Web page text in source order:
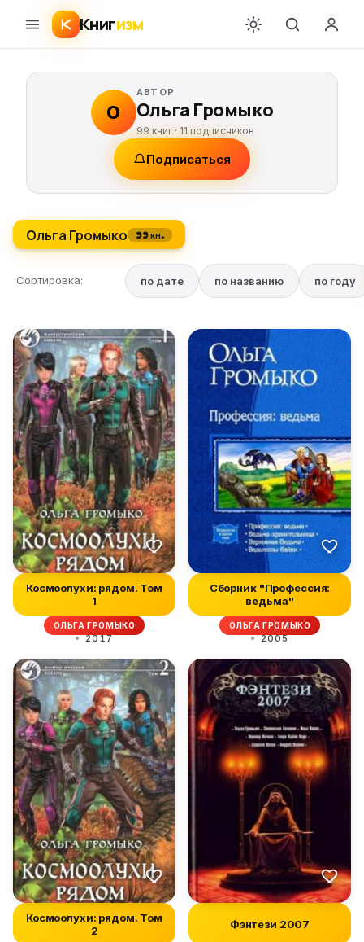
Книгизм
О
АВТОР
Ольга Громыко
99 книг · 11 подписчиков
Подписаться
Ольга Громыко 99 кн.
Сортировка: по дате по названию по году
Космоолухи: рядом. Том
1
ОЛЬГА ГРОМЫКО
2017
Сборник "Профессия:
ведьма"
ОЛЬГА ГРОМЫКО
2005
Космоолухи: рядом. Том
2
Фэнтези 2007